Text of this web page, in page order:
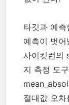
타깃과 예
예측이 벗
사이킷런의
지 측정 도
절대값 오